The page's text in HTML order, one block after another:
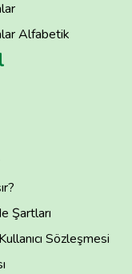
Alfabetik
Şartları
Sözleşmesi